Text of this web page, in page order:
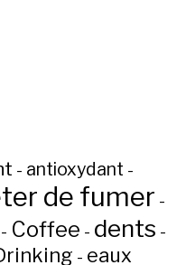
- antioxydant -
de fumer -
- Coffee - dents -
- eaux